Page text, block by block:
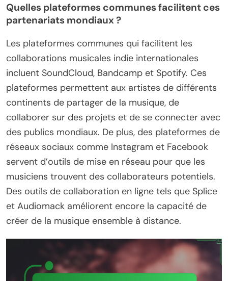
Quelles plateformes communes facilitent ces
partenariats mondiaux ?
Les plateformes communes qui facilitent les
collaborations musicales indie internationales
incluent SoundCloud, Bandcamp et Spotify. Ces
plateformes permettent aux artistes de différents
continents de partager de la musique, de
collaborer sur des projets et de se connecter avec
des publics mondiaux. De plus, des plateformes de
réseaux sociaux comme Instagram et Facebook
servent d’outils de mise en réseau pour que les
musiciens trouvent des collaborateurs potentiels.
Des outils de collaboration en ligne tels que Splice
et Audiomack améliorent encore la capacité de
créer de la musique ensemble à distance.